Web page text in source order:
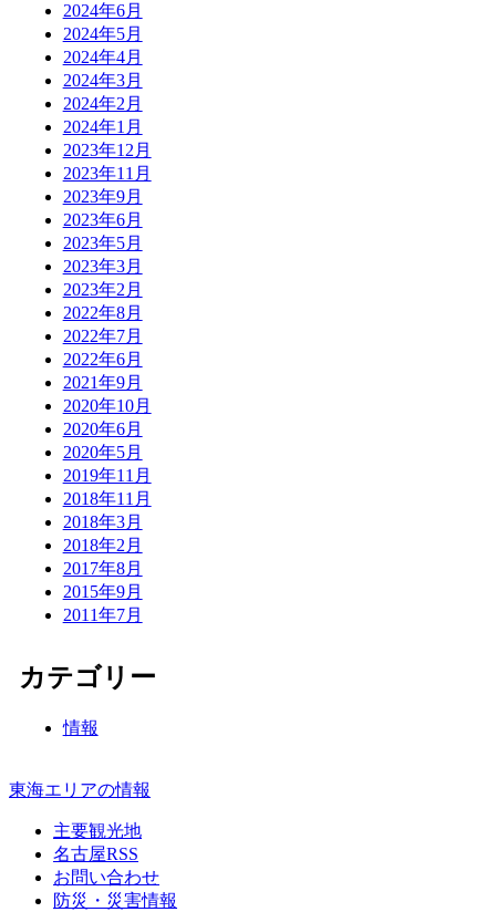
2024年6月
2024年5月
2024年4月
2024年3月
2024年2月
2024年1月
2023年12月
2023年11月
2023年9月
2023年6月
2023年5月
2023年3月
2023年2月
2022年8月
2022年7月
2022年6月
2021年9月
2020年10月
2020年6月
2020年5月
2019年11月
2018年11月
2018年3月
2018年2月
2017年8月
2015年9月
2011年7月
カテゴリー
情報
東海エリアの情報
主要観光地
名古屋RSS
お問い合わせ
防災・災害情報